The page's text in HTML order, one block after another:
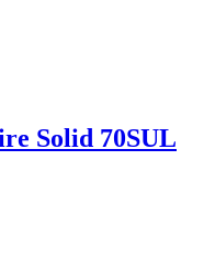
Solid 70SUL